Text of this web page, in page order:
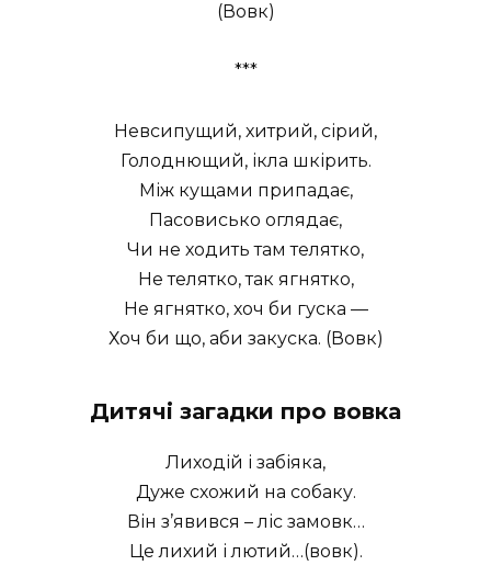
(Вовк)
***
Невсипущий, хитрий, сірий,
Голоднющий, ікла шкірить.
Між кущами припадає,
Пасовисько оглядає,
Чи не ходить там телятко,
Не телятко, так ягнятко,
Не ягнятко, хоч би гуска —
Хоч би що, аби закуска. (Вовк)
Дитячі загадки про вовка
Лиходій і забіяка,
Дуже схожий на собаку.
Він з’явився – ліс замовк…
Це лихий і лютий…(вовк).